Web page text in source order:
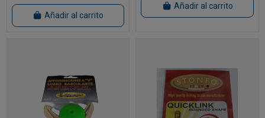
Añadir al carrito
Añadir al carrito